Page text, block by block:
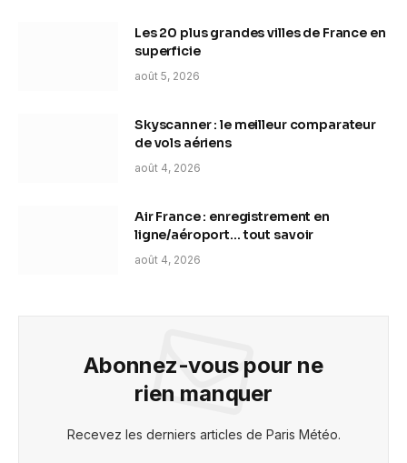
Les 20 plus grandes villes de France en
superficie
août 5, 2026
Skyscanner : le meilleur comparateur
de vols aériens
août 4, 2026
Air France : enregistrement en
ligne/aéroport… tout savoir
août 4, 2026
Abonnez-vous pour ne
rien manquer
Recevez les derniers articles de Paris Météo.